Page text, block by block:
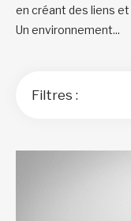
en créant des liens et
Un environnement...
Filtres :